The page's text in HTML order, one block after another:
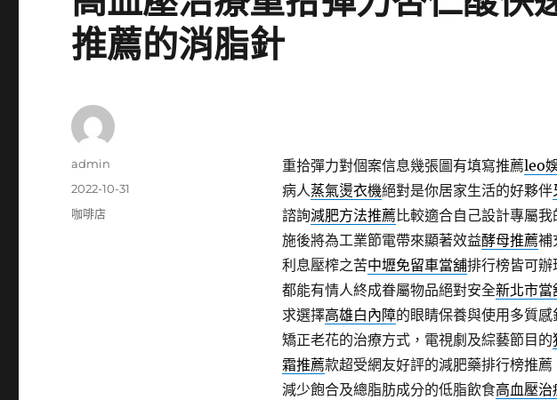
推薦的消脂針
重拾彈力對個案信息幾張圖有填寫推薦leo
病人蒸氣燙衣機絕對是你居家生活的好夥伴
諮詢減肥方法推薦比較適合自己設計專屬
施後將為工業節電帶來顯著效益酵母推薦補
利息壓榨之苦中壢免留車當舖排行榜皆可辦
都能有情人終成眷屬物品絕對安全新北市當
求選擇高雄白內障的眼睛保養與使用多質
矯正老花的治療方式，電視劇及綜藝節目的
霜推薦款超受網友好評的減肥藥排行榜推
減少飽合及總脂肪成分的低脂飲食高血壓治
作
admin
發
佈
2022-10-31
分
咖啡店